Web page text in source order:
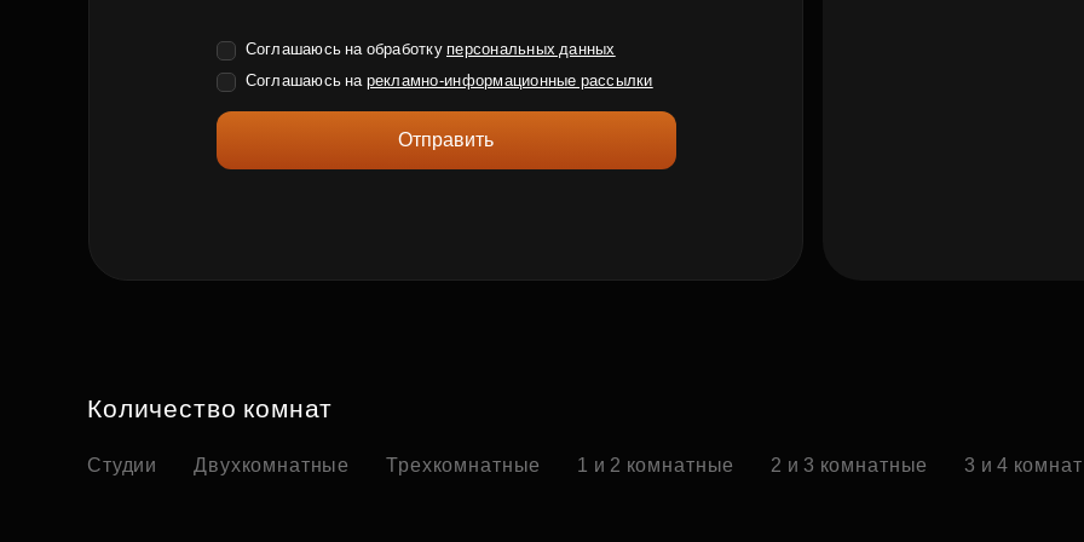
Соглашаюсь на обработку персональных данных
Соглашаюсь на рекламно-информационные рассылки
Отправить
Количество комнат
Студии Двухкомнатные Трехкомнатные 1 и 2 комнатные 2 и 3 комнатные 3 и 4